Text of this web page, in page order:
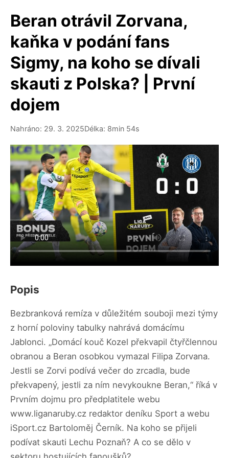
Beran otrávil Zorvana,
kaňka v podání fans
Sigmy, na koho se dívali
skauti z Polska? | První
dojem
Nahráno: 29. 3. 2025Délka: 8min 54s
Popis
Bezbranková remíza v důležitém souboji mezi týmy
z horní poloviny tabulky nahrává domácímu
Jablonci. „Domácí kouč Kozel překvapil čtyřčlennou
obranou a Beran osobkou vymazal Filipa Zorvana.
Jestli se Zorvi podívá večer do zrcadla, bude
překvapený, jestli za ním nevykoukne Beran,“ říká v
Prvním dojmu pro předplatitele webu
www.liganaruby.cz redaktor deníku Sport a webu
iSport.cz Bartoloměj Černík. Na koho se přijeli
podívat skauti Lechu Poznaň? A co se dělo v